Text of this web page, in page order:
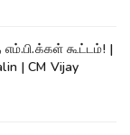
எம்.பி.க்கள் கூட்டம்! |
| CM Vijay